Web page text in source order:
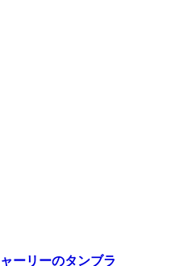
ーリーのタンブラ